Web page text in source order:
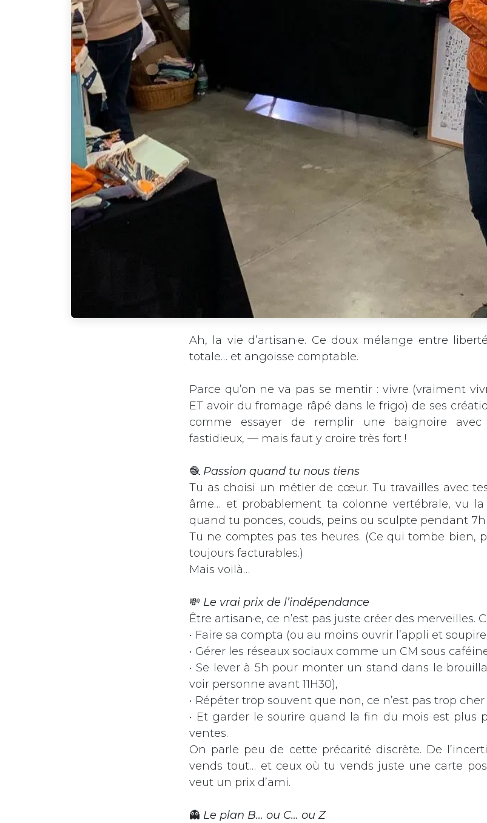
Ah, la vie d’artisan·e. Ce doux mélange entre
totale… et angoisse comptable.
Parce qu’on ne va pas se mentir : vivre (vraiment
ET avoir du fromage râpé dans le frigo) de ses
comme essayer de remplir une baignoire avec
fastidieux, — mais faut y croire très fort !
🧶 Passion quand tu nous tiens
Tu as choisi un métier de cœur. Tu travailles avec
âme… et probablement ta colonne vertébrale, vu
quand tu ponces, couds, peins ou sculpte pendant 7h
Tu ne comptes pas tes heures. (Ce qui tombe bien,
toujours facturables.)
Mais voilà…
💸 Le vrai prix de l’indépendance
Être artisan·e, ce n’est pas juste créer des merveilles.
• Faire sa compta (ou au moins ouvrir l’appli et
• Gérer les réseaux sociaux comme un CM sous
• Se lever à 5h pour monter un stand dans le
voir personne avant 11H30),
• Répéter trop souvent que non, ce n’est pas trop
• Et garder le sourire quand la fin du mois est plus
ventes.
On parle peu de cette précarité discrète. De
vends tout… et ceux où tu vends juste une carte
veut un prix d’ami.
👻 Le plan B… ou C… ou Z